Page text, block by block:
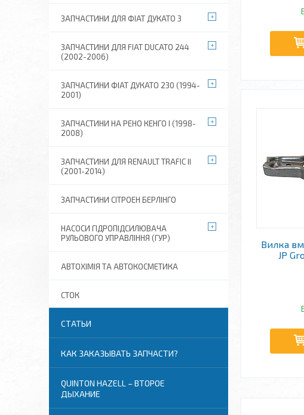
Вилка
JP
ЗАПЧАСТИНИ ДЛЯ ФІАТ ДУКАТО 3
ЗАПЧАСТИНИ ДЛЯ FIAT DUCATO 244
(2002-2006)
ЗАПЧАСТИНИ ФІАТ ДУКАТО 230 (1994-
2001)
ЗАПЧАСТИНИ НА РЕНО КЕНГО I (1998-
2008)
ЗАПЧАСТИНИ ДЛЯ RENAULT TRAFIC II
(2001-2014)
ЗАПЧАСТИНИ СІТРОЕН БЕРЛІНГО
НАСОСИ ГІДРОПІДСИЛЮВАЧА
РУЛЬОВОГО УПРАВЛІННЯ (ГУР)
АВТОХІМІЯ ТА АВТОКОСМЕТИКА
СТОК
СТАТЬИ
КАК ЗАКАЗЫВАТЬ ЗАПЧАСТИ?
QUINTON HAZELL – ВТОРОЕ
ДЫХАНИЕ